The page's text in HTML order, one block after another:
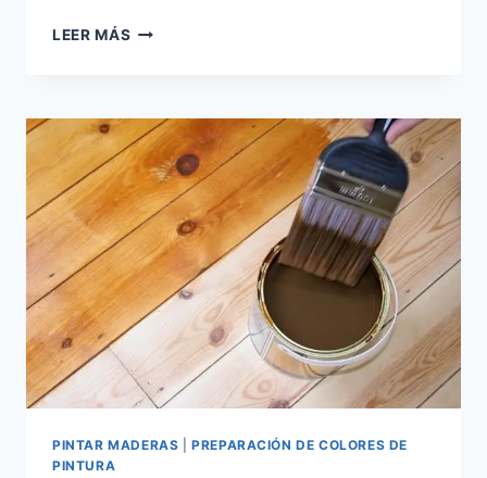
LEER MÁS QUÉ
PROTECCIÓN
Y
EMBELLECIMIENTO
DE
LA
MADERA
PINTAR MADERAS |PREPARACIÓN DE COLORES DE
PINTURA